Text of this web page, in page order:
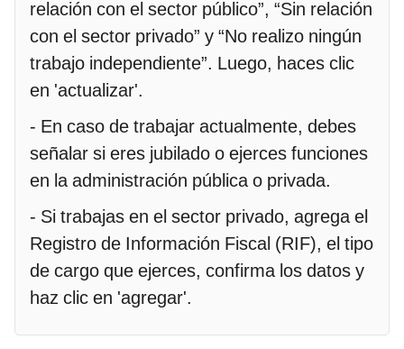
relación con el sector público”, “Sin relación
con el sector privado” y “No realizo ningún
trabajo independiente”. Luego, haces clic
en 'actualizar'.
- En caso de trabajar actualmente, debes
señalar si eres jubilado o ejerces funciones
en la administración pública o privada.
- Si trabajas en el sector privado, agrega el
Registro de Información Fiscal (RIF), el tipo
de cargo que ejerces, confirma los datos y
haz clic en 'agregar'.